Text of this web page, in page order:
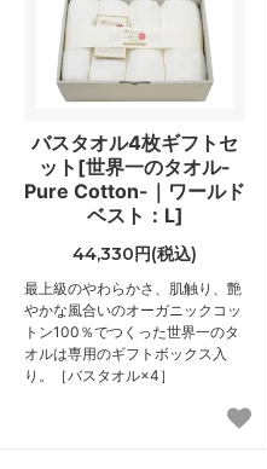
バスタオル4枚ギフトセ
ット[世界一のタオル-
Pure Cotton-｜ワールド
ベスト：L]
44,330円(税込)
最上級のやわらかさ、肌触り、艶
やかな風合いのオーガニックコッ
トン100％でつくった世界一のタ
オルは専用のギフトボックス入
り。［バスタオル×4］